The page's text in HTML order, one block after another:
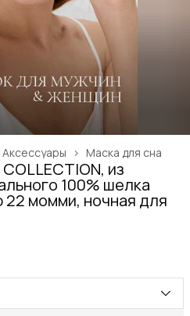
Маска для сна
Аксессуары ›
из
100% шелка
момми, ночная для